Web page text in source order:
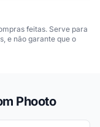
feitas. Serve para
e não garante que o
Phooto